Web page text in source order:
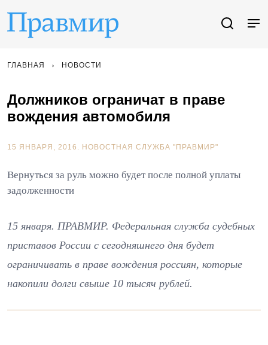
ГЛАВНАЯ НОВОСТИ
Должников ограничат в праве
вождения автомобиля
15 ЯНВАРЯ, 2016. НОВОСТНАЯ СЛУЖБА "ПРАВМИР"
Вернуться за руль можно будет после полной уплаты
задолженности
15 января. ПРАВМИР. Федеральная служба судебных
приставов России c сегодняшнего дня будет
ограничивать в праве вождения россиян, которые
накопили долги свыше 10 тысяч рублей.